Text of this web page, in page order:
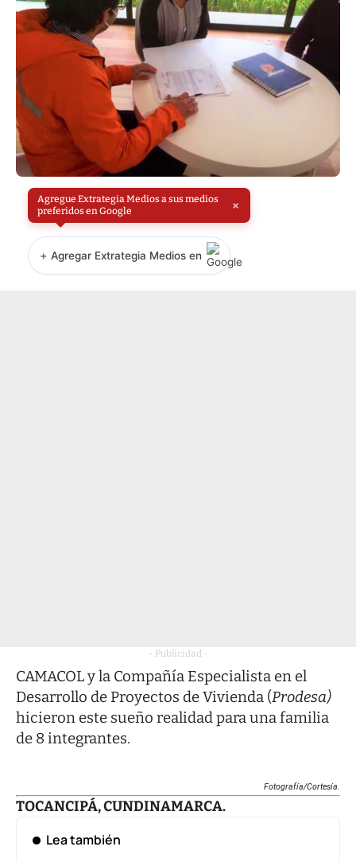
Agregue Extrategia Medios a sus medios
preferidos en Google
×
+ Agregar Extrategia Medios en
- Publicidad -
CAMACOL y la Compañía Especialista en el
Desarrollo de Proyectos de Vivienda (Prodesa)
hicieron este sueño realidad para una familia
de 8 integrantes.
Fotografía/Cortesía.
TOCANCIPÁ, CUNDINAMARCA.
Lea también